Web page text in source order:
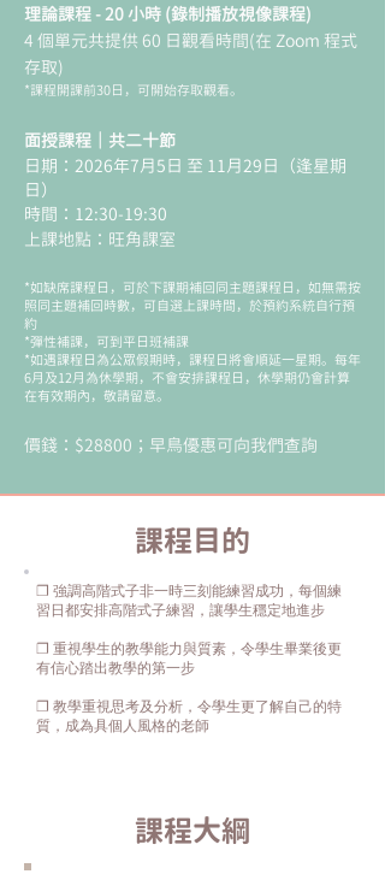
理論課程 - 20 小時 (錄制播放視像課程)
4 個單元共提供 60 日觀看時間(在 Zoom 程式
存取)
*課程開課前30日，可開始存取觀看。
面授課程｜共二十節
日期：2026年7月5日 至 11月29日（逢星期
日）
時間：12:30-19:30
上課地點：旺角課室
*如缺席課程日，可於下課期補回同主題課程日，如無需按
照同主題補回時數，可自選上課時間，於預約系統自行預
約
*彈性補課，可到平日班補課
*如遇課程日為公眾假期時，課程日將會順延一星期。每年
6月及12月為休學期，不會安排課程日，休學期仍會計算
在有效期內，敬請留意。
​價錢：$28800；早鳥優惠可向我們查詢
​課程目的
❐ 強調高階式子非一時三刻能練習成功，每個練
習日都安排高階式子練習，讓學生穩定地進步
❐ 重視學生的教學能力與質素，令學生畢業後更
有信心踏出教學的第一步
❐ 教學重視思考及分析，令學生更了解自己的特
質，成為具個人風格的老師
課程大綱